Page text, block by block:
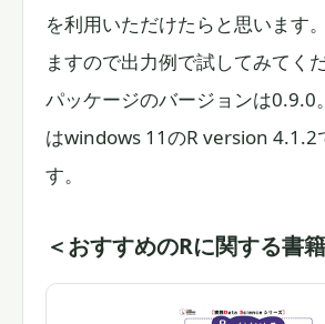
を利用いただけたらと思います
ますので出力例で試してみてくだ
パッケージのバージョンは0.9.0
はwindows 11のR version 4.1.2
す。
＜おすすめのRに関する書